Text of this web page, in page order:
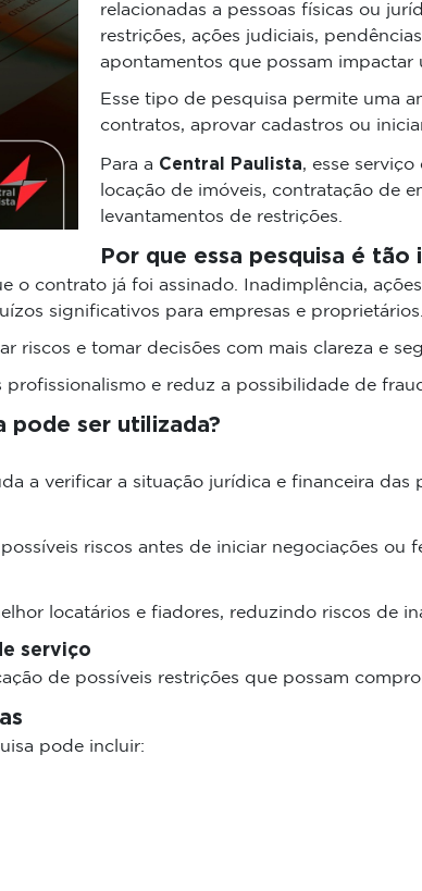
relacionadas a pessoas físicas ou
restrições, ações judiciais,
apontamentos que possam impactar
Esse tipo de pesquisa permite uma
contratos, aprovar cadastros ou
Para a Central Paulista, esse
locação de imóveis, contratação de
levantamentos de restrições.
Por que essa pesquisa é tão
o contrato já foi assinado. Inadimplência,
significativos para empresas e proprietários.
riscos e tomar decisões com mais clareza e
e reduz a possibilidade de
pode ser utilizada?
a verificar a situação jurídica e financeira das
riscos antes de iniciar negociações ou
locatários e fiadores, reduzindo riscos de
serviço
de possíveis restrições que possam
pode incluir: